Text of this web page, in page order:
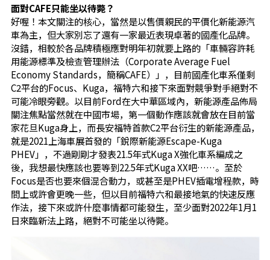
面對CAFE只能坐以待斃？
好喔！本文關注的核心，當然是以售價親民的平價化新能源汽
車為主，但大家別忘了還有一家最近表現卓著的國產化品牌。
沒錯，相較於各品牌積極應對明年初就要上路的「車輛容許耗
用能源標準及檢查管理辦法（Corporate Average Fuel
Economy Standards，簡稱CAFE）」，目前國產化車系僅剩
C2平台的Focus、Kuga，福特六和接下來面對競爭對手絕對不
可能冷眼旁觀。以目前Ford在大中華區域內，新能源產品佈局
關注焦點當然就在中國市場，第一個動作應該就會放在目前當
家花旦Kuga身上，而長安福特首款C2平台衍生的新能源產品，
就是2021上海車展首發的「銳際新能源Escape-Kuga
PHEV」，不過剛剛才發表21.5年式Kuga X強化車系編成之
後，我想最快應該也要等到22.5年式Kuga XX吧……。至於
Focus是否也要來個混合動力，或甚至是PHEV插電增程款，時
間上或許會更晚一些，但以目前福特六和最接地氣的快速反應
作法，接下來或許什麼事情都可能發生，至少面對2022年1月1
日來臨新法上路，絕對不可能坐以待斃。